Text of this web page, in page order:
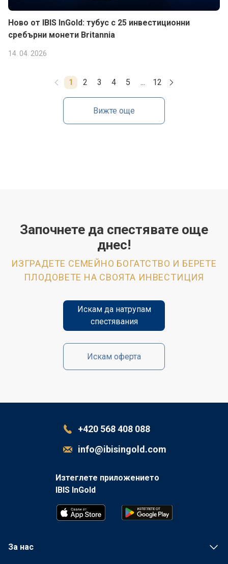
Ново от IBIS InGold: тубус с 25 инвестиционни
сребърни монети Britannia
14. 04. 2026
1 2 3 4 5 ... 12
Вижте още
Започнете да спестявате още
днес!
ИЗГРАДЕТЕ СЕМЕЙНО БОГАТСТВО И БЕРЕТЕ
ПЛОДОВЕТЕ НА СВОЯТА ИНВЕСТИЦИЯ
Искам да натрупам
спестявания
Искам оферта
+420 568 408 088
info@ibisingold.com
Изтеглете приложението
IBIS InGold
За нас